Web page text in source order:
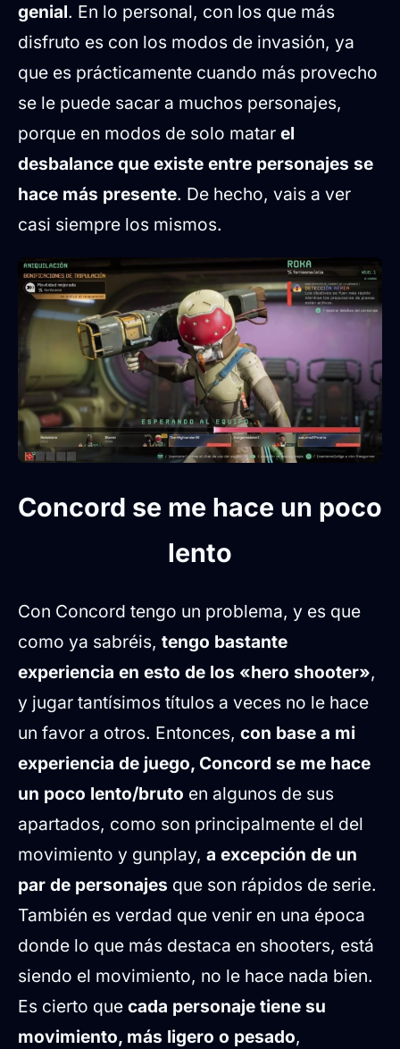
genial. En lo personal, con los que más
disfruto es con los modos de invasión, ya
que es prácticamente cuando más provecho
se le puede sacar a muchos personajes,
porque en modos de solo matar el
desbalance que existe entre personajes se
hace más presente. De hecho, vais a ver
casi siempre los mismos.
Concord se me hace un poco
lento
Con Concord tengo un problema, y es que
como ya sabréis, tengo bastante
experiencia en esto de los «hero shooter»,
y jugar tantísimos títulos a veces no le hace
un favor a otros. Entonces, con base a mi
experiencia de juego, Concord se me hace
un poco lento/bruto en algunos de sus
apartados, como son principalmente el del
movimiento y gunplay, a excepción de un
par de personajes que son rápidos de serie.
También es verdad que venir en una época
donde lo que más destaca en shooters, está
siendo el movimiento, no le hace nada bien.
Es cierto que cada personaje tiene su
movimiento, más ligero o pesado,